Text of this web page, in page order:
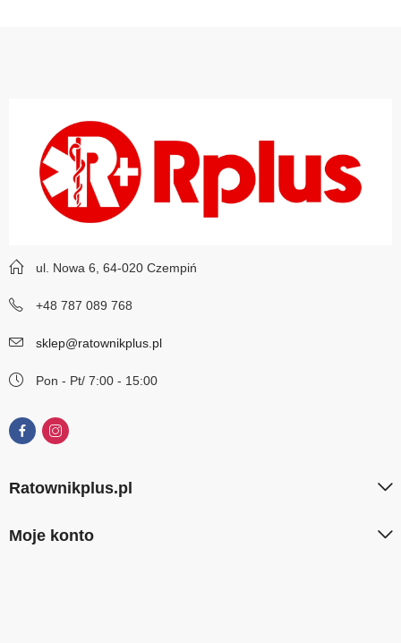
ul. Nowa 6, 64-020 Czempiń
+48 787 089 768
sklep@ratownikplus.pl
Pon - Pt/ 7:00 - 15:00
Ratownikplus.pl
Moje konto